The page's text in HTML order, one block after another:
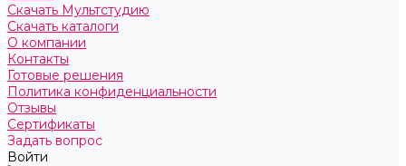
Скачать Мультстудию
Скачать каталоги
О компании
Контакты
Готовые решения
Политика конфиденциальности
Отзывы
Сертификаты
Задать вопрос
Войти